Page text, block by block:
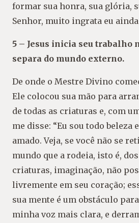
formar sua honra, sua glória,
Senhor, muito ingrata eu
5 – Jesus inicia seu trabalho
separa do mundo externo.
De onde o Mestre Divino
Ele colocou sua mão para
de todas as criaturas e, com
me disse: “Eu sou todo beleza
amado. Veja, se você não se
mundo que a rodeia, isto é,
criaturas, imaginação, não
livremente em seu coração;
sua mente é um obstáculo
minha voz mais clara, e